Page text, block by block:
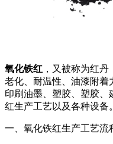
氧化铁红 ，又被称为红
老化、耐温性、油漆附着
印刷油墨、塑胶、塑胶
红生产工艺以及各种设备。
一、氧化铁红生产工艺流